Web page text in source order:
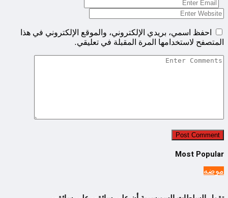
احفظ اسمي، بريدي الإلكتروني، والموقع الإلكتروني في هذا
المتصفح لاستخدامها المرة المقبلة في تعليقي.
Most Popular
موضه